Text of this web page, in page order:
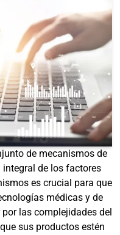
de mecanismos de
integral de los factores
es crucial para que
médicas y de
las complejidades del
sus productos estén